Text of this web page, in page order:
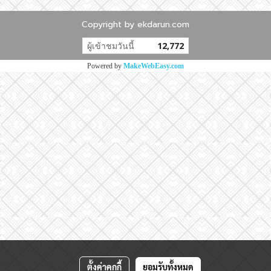
Copyright by ekdarun.com
ผู้เข้าชมวันนี้ 12,772
Powered by MakeWebEasy.com
ตั้งค่าคุกกี้ ยอมรับทั้งหมด